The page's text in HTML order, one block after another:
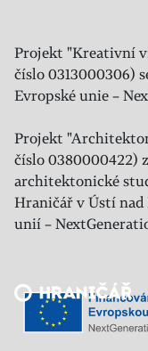
Projekt "Kreativní
číslo 0313000306)
Evropské unie –
Projekt
číslo 0380000422)
architektonické
Hraničář v Ústí
unií –
Veřejný sál Hraničář,